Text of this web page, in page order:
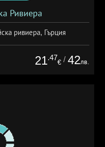
Ривиера
ривиера, Гърция
21.47
€ / 42лв.